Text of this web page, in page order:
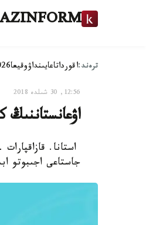
ترەند:اقورداتاعايىنداۋوقيعا2026-
12:56, 30 شىلدە 2018
جاستاعى اجىبوتو